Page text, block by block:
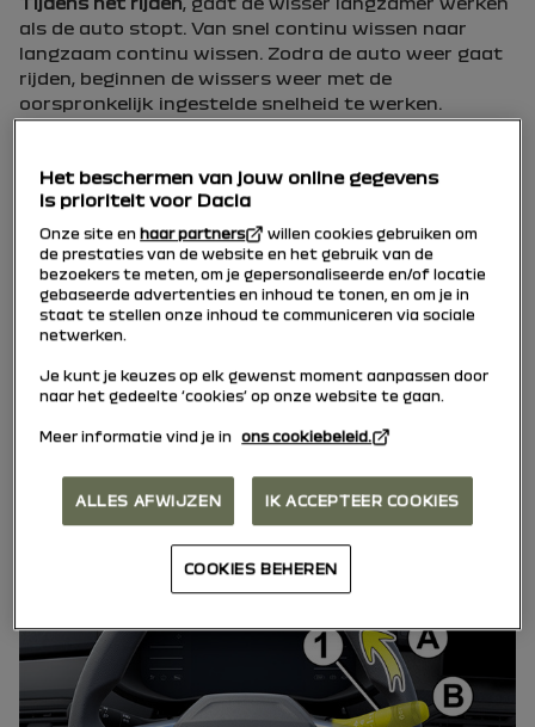
als de auto stopt. Van snel continu wissen naar
langzaam continu wissen. Zodra de auto weer gaat
rijden, beginnen de wissers weer met de
oorspronkelijk ingestelde snelheid te werken.
annuleert de automatische functie.
wasstraat, de ring
2 op de hendel 1
in de uit-
stand zetten om wissen uit te schakelen.
Opmerking:vergeet na gebruik niet om de ring
2
stand zodat wissen niet automatisch wordt
geactiveerd bij het volgende gebruik.
Auto voorzien van ruitenwisser met regensensor
Het beschermen van jouw online gegevens
is prioriteit voor Dacia
Onze site enhaar partners
willen cookies gebruiken om
de prestaties van de website en het gebruik van de
bezoekers te meten, om je gepersonaliseerde en/of locatie
gebaseerde advertenties en inhoud te tonen, en om je in
staat te stellen onze inhoud te communiceren via sociale
netwerken.
Je kunt je keuzes op elk gewenst moment aanpassen door
naar het gedeelte ‘cookies’ op onze website te gaan.
Meer informatie vind je in ons cookiebeleid.
ALLES AFWIJZEN IK ACCEPTEER COOKIES
COOKIES BEHEREN